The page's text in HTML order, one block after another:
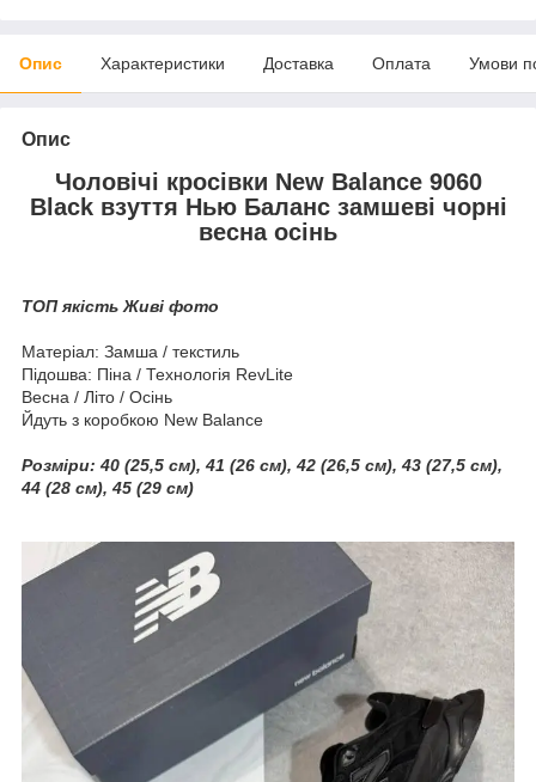
Опис Характеристики Доставка Оплата Умови
Опис
Чоловічі кросівки New Balance 9060
Black взуття Нью Баланс замшеві чорні
весна осінь
ТОП якість Живі фото
Матеріал: Замша / текстиль
Підошва: Піна / Технологія RevLite
Весна / Літо / Осінь
Йдуть з коробкою New Balance
Розміри: 40 (25,5 см), 41 (26 см), 42 (26,5 см), 43 (27,5 см),
44 (28 см), 45 (29 см)